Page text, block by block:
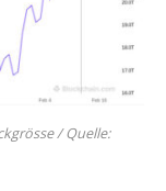
/ Quelle: